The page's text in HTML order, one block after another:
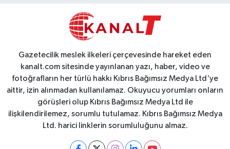
Gazetecilik meslek ilkeleri çerçevesinde hareket eden
kanalt.com sitesinde yayınlanan yazı, haber, video ve
fotoğrafların her türlü hakkı Kıbrıs Bağımsız Medya Ltd'ye
aittir, izin alınmadan kullanılamaz. Okuyucu yorumları onların
görüşleri olup Kıbrıs Bağımsız Medya Ltd ile
ilişkilendirilemez, sorumlu tutulamaz. Kıbrıs Bağımsız Medya
Ltd. harici linklerin sorumluluğunu almaz.